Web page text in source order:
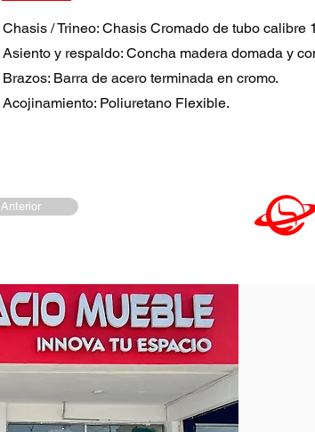
Chasis / Trineo: Chasis Cromado de tubo calibre
Asiento y respaldo: Concha madera domada y
Brazos: Barra de acero terminada en cromo.
Acojinamiento: Poliuretano Flexible.
Anterior